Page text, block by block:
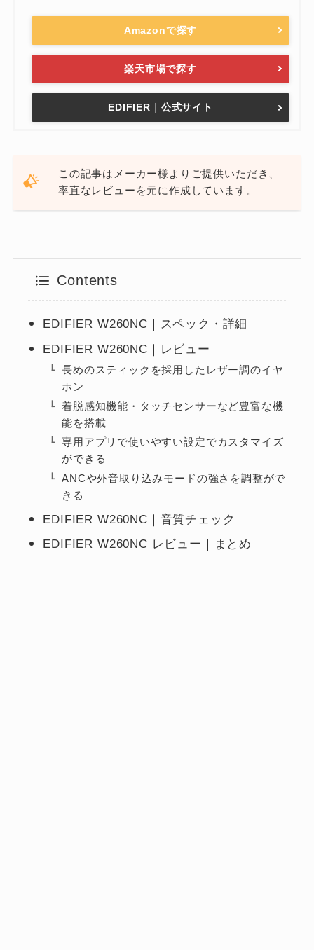
Amazonで探す
楽天市場で探す
EDIFIER｜公式サイト
この記事はメーカー様よりご提供いただき、
率直なレビューを元に作成しています。
Contents
EDIFIER W260NC｜スペック・詳細
EDIFIER W260NC｜レビュー
長めのスティックを採用したレザー調のイヤ
ホン
着脱感知機能・タッチセンサーなど豊富な機
能を搭載
専用アプリで使いやすい設定でカスタマイズ
ができる
ANCや外音取り込みモードの強さを調整がで
きる
EDIFIER W260NC｜音質チェック
EDIFIER W260NC レビュー｜まとめ